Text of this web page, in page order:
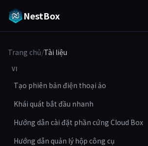
NestBox
Trang chủ/Tài liệu
VI
Tạo phiên bản điện thoại ảo
Khái quát bắt đầu nhanh
Hướng dẫn cài đặt phần cứng Cloud Box
Hướng dẫn quản lý hộp công cụ